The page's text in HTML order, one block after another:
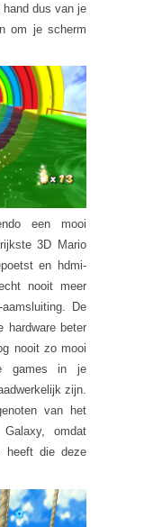
dus van je
om je scherm
een mooi
3D Mario
en hdmi-
nooit meer
De
hardware beter
nooit zo mooi
games in je
zijn.
van het
omdat
heeft die deze